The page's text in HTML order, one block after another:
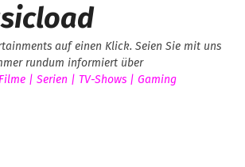
auf einen Klick. Seien Sie mit uns
rundum informiert über
| Serien | TV-Shows | Gaming